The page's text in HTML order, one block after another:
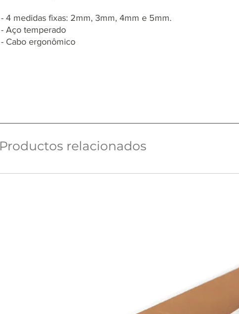
- 4 medidas fixas: 2mm, 3mm, 4mm e 5mm.
- Aço temperado
- Cabo ergonômico
Productos relacionados